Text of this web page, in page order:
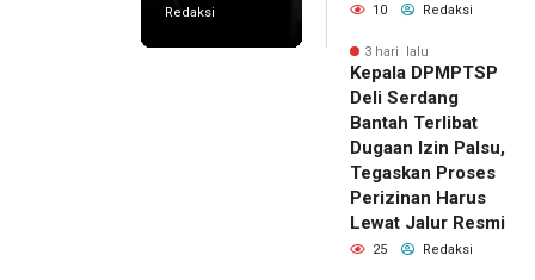
Redaksi
10 Redaksi
3 hari lalu
Kepala DPMPTSP
Deli Serdang
Bantah Terlibat
Dugaan Izin Palsu,
Tegaskan Proses
Perizinan Harus
Lewat Jalur Resmi
25 Redaksi